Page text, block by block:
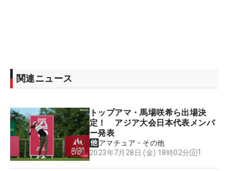
関連ニュース
トップアマ・馬場咲希ら出場決
定！ アジア大会日本代表メンバ
ー発表
アマチュア・その他
2023年7月28日 (金) 18時02分
1